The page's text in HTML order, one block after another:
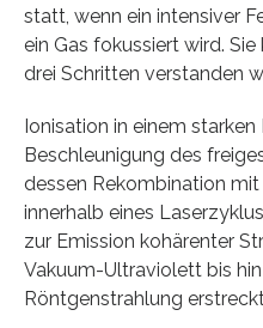
statt, wenn ein intensiver
ein Gas fokussiert wird.
drei Schritten verstanden
Ionisation in einem
Beschleunigung des
dessen Rekombination
innerhalb eines
zur Emission kohärenter
Vakuum-Ultraviolett bis
Röntgenstrahlung